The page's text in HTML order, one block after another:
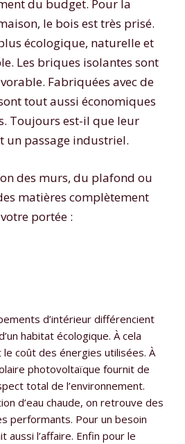
du budget. Pour la
le bois est très prisé.
écologique, naturelle et
Les briques isolantes sont
Fabriquées avec de
tout aussi économiques
Toujours est-il que leur
passage industriel.
des murs, du plafond ou
matières complètement
portée :
d’intérieur différencient
habitat écologique. À cela
le coût des énergies utilisées. À
photovoltaïque fournit de
total de l’environnement.
d’eau chaude, on retrouve des
performants. Pour un besoin
aussi l’affaire. Enfin pour le